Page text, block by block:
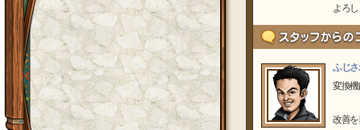
よろし
ふじ
変換機
改善